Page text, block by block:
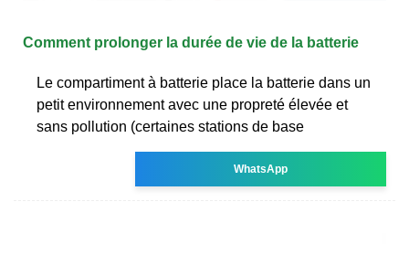
Comment prolonger la durée de vie de la batterie
Le compartiment à batterie place la batterie dans un
petit environnement avec une propreté élevée et
sans pollution (certaines stations de base
WhatsApp